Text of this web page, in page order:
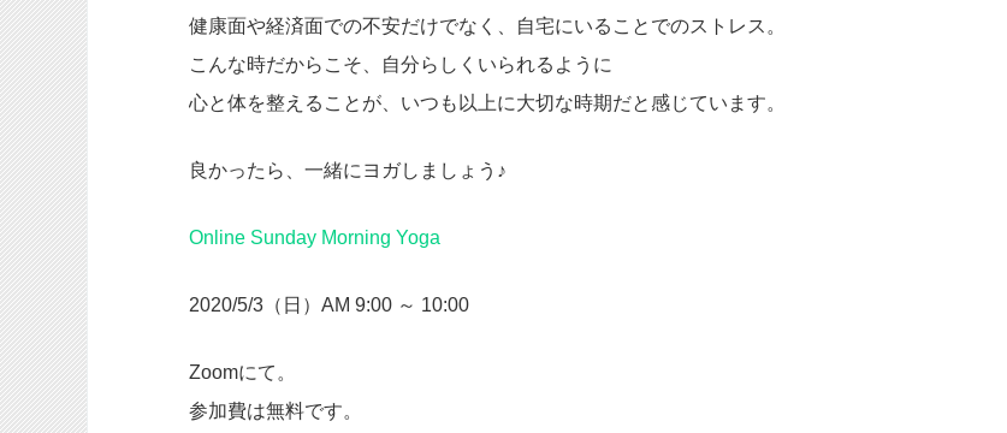
健康面や経済面での不安だけでなく、自宅にいることでのストレス。
こんな時だからこそ、自分らしくいられるように
心と体を整えることが、いつも以上に大切な時期だと感じています。
良かったら、一緒にヨガしましょう♪
Online Sunday Morning Yoga
2020/5/3（日）AM 9:00 ～ 10:00
Zoomにて。
参加費は無料です。